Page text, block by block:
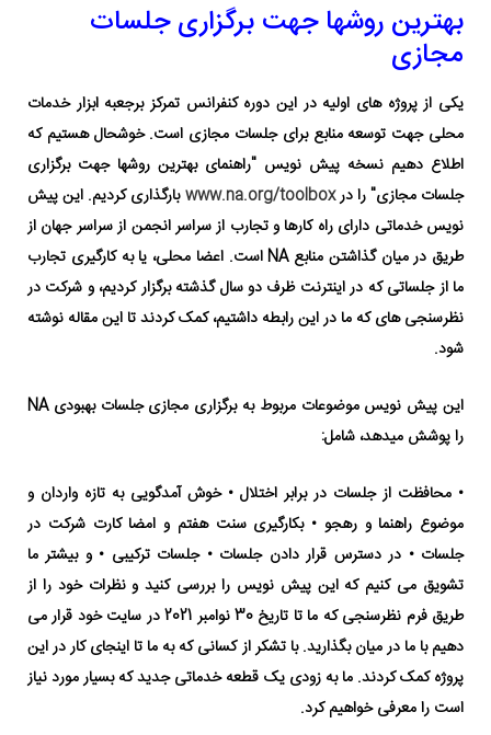
بهترین روشها جهت برگزاری جلسات
مجازی
یکی از پروژه های اولیه در این دوره کنفرانس تمرکز برجعبه ابزار خدمات
محلی جهت توسعه منابع برای جلسات مجازی است. خوشحال هستیم که
اطلاع دهیم نسخه پیش نویس "راهنمای بهترین روشها جهت برگزاری
جلسات مجازی" را درwww.na.org/toolboxبارگذاری کردیم. این پیش
نویس خدماتی دارای راه کارها و تجارب از سراسر انجمن از سراسر جهان از
طریق در میان گذاشتن منابع NA است. اعضا محلی، یا به کارگیری تجارب
ما از جلساتی که در اینترنت ظرف دو سال گذشته برگزار کردیم، و شرکت در
نظرسنجی های که ما در این رابطه داشتیم، کمک کردند تا این مقاله نوشته
شود.
این پیش نویس موضوعات مربوط به برگزاری مجازی جلسات بهبودی NA
را پوشش میدهد، شامل:
• محافظت از جلسات در برابر اختلال • خوش آمدگویی به تازه واردان و
موضوع راهنما و رهجو • بکارگیری سنت هفتم و امضا کارت شرکت در
جلسات • در دسترس قرار دادن جلسات • جلسات ترکیبی • و بیشتر ما
تشویق می کنیم که این پیش نویس را بررسی کنید و نظرات خود را از
طریق فرم نظرسنجی که ما تا تاریخ 30 نوامبر 2021 در سایت خود قرار می
دهیم با ما در میان بگذارید. با تشکر از کسانی که به ما تا اینجای کار در این
پروژه کمک کردند. ما به زودی یک قطعه خدماتی جدید که بسیار مورد نیاز
است را معرفی خواهیم کرد.